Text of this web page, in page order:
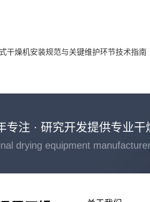
干燥机安装规范与关键维护环节技术指南
专注 · 研究开发提供专业干
drying equipment